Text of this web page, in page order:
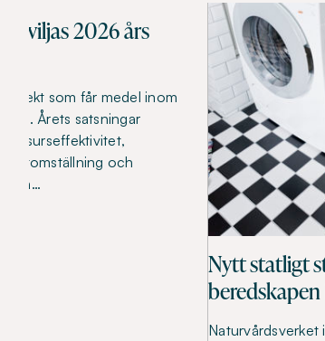
2026 års
som får medel inom
Årets satsningar
resurseffektivitet,
och
Nytt statligt